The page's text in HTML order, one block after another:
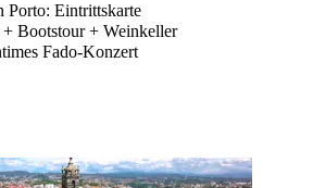
Porto: Eintrittskarte
Bootstour + Weinkeller
Fado-Konzert